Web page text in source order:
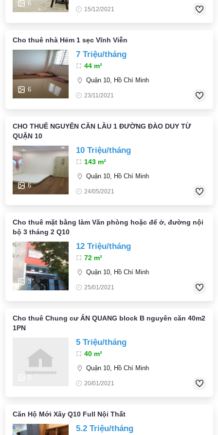
6
15/12/2021
Cho thuê nhà Hẻm 1 sẹc Vĩnh Viễn
6
7 Triệu/tháng
44 m²
Quận 10, Hồ Chí Minh
23/11/2021
CHO THUÊ NGUYÊN CĂN LẦU 1 ĐƯỜNG ĐÀO DUY TỪ
QUẬN 10
6
10 Triệu/tháng
143 m²
Quận 10, Hồ Chí Minh
24/05/2021
Cho thuê mặt bằng làm Văn phòng hoặc để ở, đường nội
bộ 3 tháng 2 Q10
3
12 Triệu/tháng
72 m²
Quận 10, Hồ Chí Minh
25/01/2021
Cho thuê Chung cư ẤN QUANG block B nguyên căn 40m2
1PN
5 Triệu/tháng
40 m²
Quận 10, Hồ Chí Minh
20/01/2021
Căn Hộ Mới Xây Q10 Full Nội Thất
5.2 Triệu/tháng